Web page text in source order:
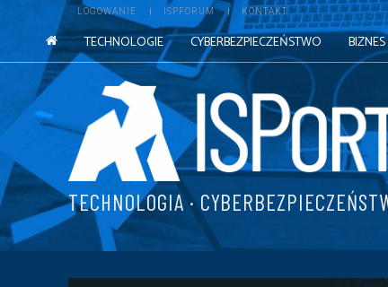
LOGOWANIE ISPFORUM KONTAKT
TECHNOLOGIE CYBERBEZPIECZEŃSTWO BIZNES
TECHNOLOGIA ·